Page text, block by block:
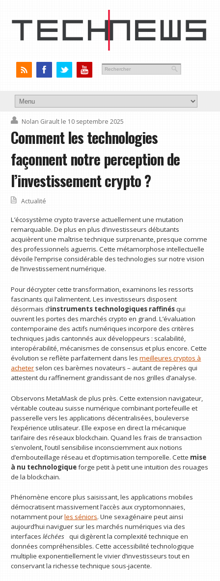
Nolan Girault le 10 septembre 2025
Comment les technologies
façonnent notre perception de
l’investissement crypto ?
Actualité
L’écosystème crypto traverse actuellement une mutation
remarquable. De plus en plus d’investisseurs débutants
acquièrent une maîtrise technique surprenante, presque comme
des professionnels aguerris. Cette métamorphose intellectuelle
dévoile l’emprise considérable des technologies sur notre vision
de l’investissement numérique.
Pour décrypter cette transformation, examinons les ressorts
fascinants qui l’alimentent. Les investisseurs disposent
désormais d’instruments technologiques raffinésqui
ouvrent les portes des marchés crypto en grand. L’évaluation
contemporaine des actifs numériques incorpore des critères
techniques jadis cantonnés aux développeurs : scalabilité,
interopérabilité, mécanismes de consensus et plus encore. Cette
évolution se reflète parfaitement dans lesmeilleures cryptos à
acheter selon ces barèmes novateurs – autant de repères qui
attestent du raffinement grandissant de nos grilles d’analyse.
Observons MetaMask de plus près. Cette extension navigateur,
véritable couteau suisse numérique combinant portefeuille et
passerelle vers les applications décentralisées, bouleverse
l’expérience utilisateur. Elle expose en direct la mécanique
tarifaire des réseaux blockchain. Quand les frais de transaction
s’envolent, l’outil sensibilise inconsciemment aux notions
d’embouteillage réseau et d’optimisation temporelle. Cette mise
à nu technologiqueforge petit à petit une intuition des rouages
de la blockchain.
Phénomène encore plus saisissant, les applications mobiles
démocratisent massivement l’accès aux cryptomonnaies,
notamment pourles séniors. Une sexagénaire peut ainsi
aujourd’hui naviguer sur les marchés numériques via des
interfacesléchées qui digèrent la complexité technique en
données compréhensibles. Cette accessibilité technologique
multiplie exponentiellement le vivier d’investisseurs tout en
conservant la richesse technique sous-jacente.